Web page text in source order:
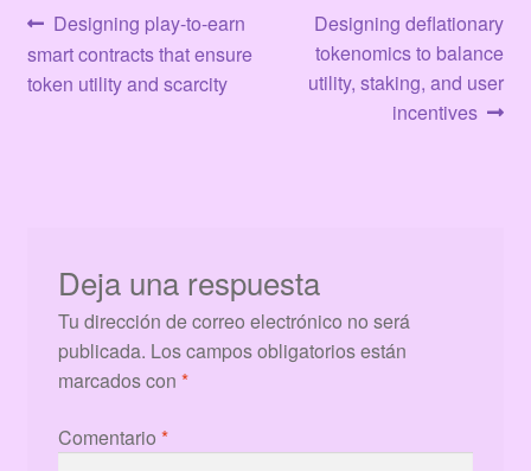
Navegación
de
Anterior:
Designing play-to-earn
smart contracts that ensure
token utility and scarcity
Siguiente:
Designing deflationary
tokenomics to balance
utility, staking, and user
incentives
Deja una respuesta
Tu dirección de correo electrónico no será
publicada. Los campos obligatorios están
marcados con *
Comentario *